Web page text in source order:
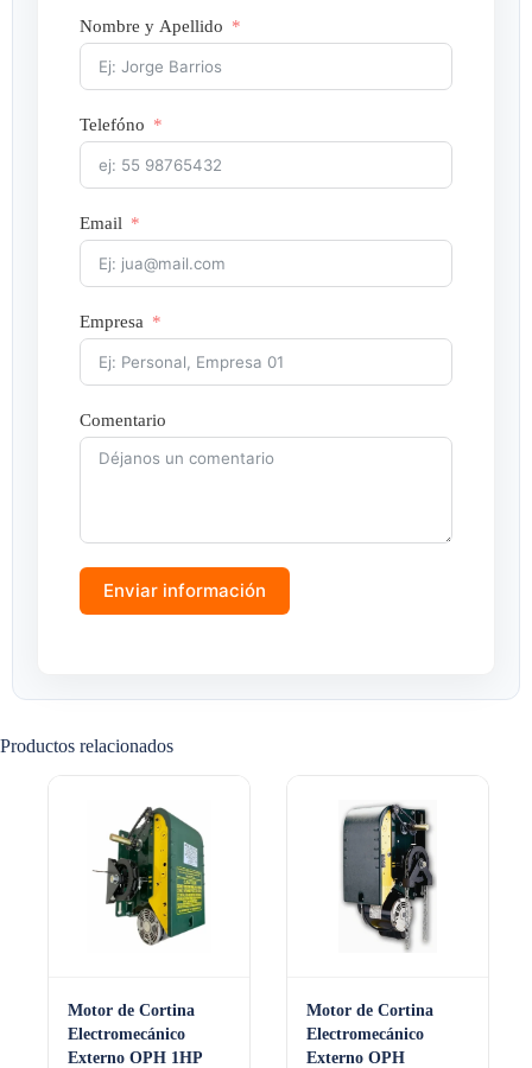
Nombre y Apellido
Telefóno
Email
Empresa
Comentario
Enviar información
Productos relacionados
Motor de Cortina
Electromecánico
Externo OPH 1HP
Motor de Cortina
Electromecánico
Externo OPH